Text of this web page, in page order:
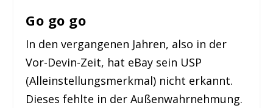
Go go go
In den vergangenen Jahren, also in der
Vor-Devin-Zeit, hat eBay sein USP
(Alleinstellungsmerkmal) nicht erkannt.
Dieses fehlte in der Außenwahrnehmung.